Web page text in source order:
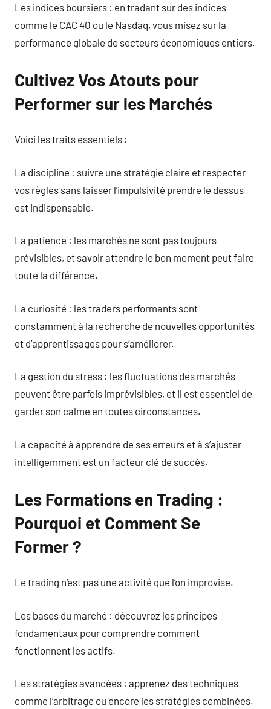
Les indices boursiers : en tradant sur des indices
comme le CAC 40 ou le Nasdaq, vous misez sur la
performance globale de secteurs économiques entiers.
Cultivez Vos Atouts pour
Performer sur les Marchés
Voici les traits essentiels :
La discipline : suivre une stratégie claire et respecter
vos règles sans laisser l’impulsivité prendre le dessus
est indispensable.
La patience : les marchés ne sont pas toujours
prévisibles, et savoir attendre le bon moment peut faire
toute la différence.
La curiosité : les traders performants sont
constamment à la recherche de nouvelles opportunités
et d’apprentissages pour s’améliorer.
La gestion du stress : les fluctuations des marchés
peuvent être parfois imprévisibles, et il est essentiel de
garder son calme en toutes circonstances.
La capacité à apprendre de ses erreurs et à s’ajuster
intelligemment est un facteur clé de succès.
Les Formations en Trading :
Pourquoi et Comment Se
Former ?
Le trading n’est pas une activité que l’on improvise.
Les bases du marché : découvrez les principes
fondamentaux pour comprendre comment
fonctionnent les actifs.
Les stratégies avancées : apprenez des techniques
comme l’arbitrage ou encore les stratégies combinées.